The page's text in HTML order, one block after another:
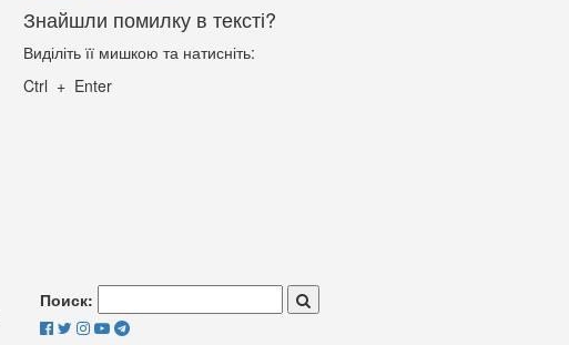
Знайшли помилку в тексті?
Виділіть її мишкою та натисніть:
Ctrl + Enter
Поиск: